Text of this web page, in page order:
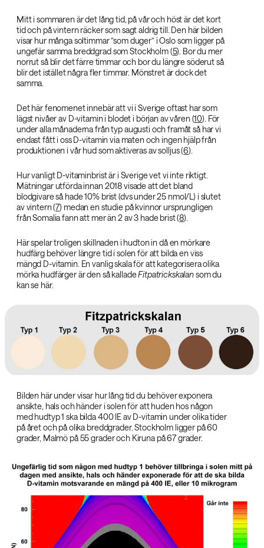
Mitt i sommaren är det lång tid, på vår och höst är det kort
tid och på vintern räcker som sagt aldrig till. Den här bilden
visar hur många soltimmar ”som duger” i Oslo som ligger på
ungefär samma breddgrad som Stockholm (5). Bor du mer
norrut så blir det färre timmar och bor du längre söderut så
blir det istället några fler timmar. Mönstret är dock det
samma.
Det här fenomenet innebär att vi i Sverige oftast har som
lägst nivåer av D-vitamin i blodet i början av våren (10). För
under alla månaderna från typ augusti och framåt så har vi
endast fått i oss D-vitamin via maten och ingen hjälp från
produktionen i vår hud som aktiveras av solljus (6).
Hur vanligt D-vitaminbrist är i Sverige vet vi inte riktigt.
Mätningar utförda innan 2018 visade att det bland
blodgivare så hade 10% brist (dvs under 25 nmol/L) i slutet
av vintern (7) medan en studie på kvinnor ursprungligen
från Somalia fann att mer än 2 av 3 hade brist (8).
Här spelar troligen skillnaden i hudton in då en mörkare
hudfärg behöver längre tid i solen för att bilda en viss
mängd D-vitamin. En vanlig skala för att kategorisera olika
mörka hudfärger är den så kalladeFitpatrickskalansom du
kan se här.
Bilden här under visar hur lång tid du behöver exponera
ansikte, hals och händer i solen för att huden hos någon
med hudtyp 1 ska bilda 400 IE av D-vitamin under olika tider
på året och på olika breddgrader. Stockholm ligger på 60
grader, Malmö på 55 grader och Kiruna på 67 grader.